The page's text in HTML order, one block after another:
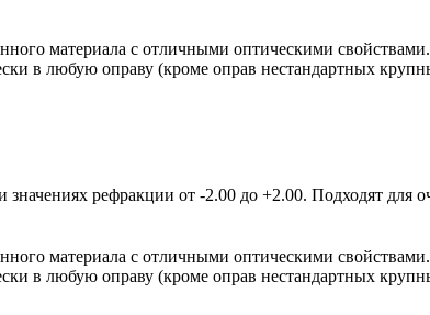
материала с отличными оптическими
в любую оправу (кроме оправ нестандартных
рефракции от -2.00 до +2.00. Подходят для
материала с отличными оптическими
в любую оправу (кроме оправ нестандартных